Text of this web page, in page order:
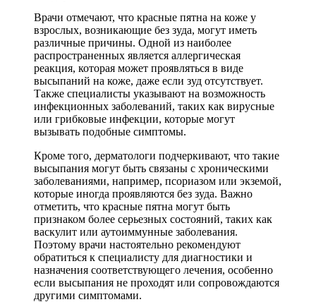
Врачи отмечают, что красные пятна на коже у
взрослых, возникающие без зуда, могут иметь
различные причины. Одной из наиболее
распространенных является аллергическая
реакция, которая может проявляться в виде
высыпаний на коже, даже если зуд отсутствует.
Также специалисты указывают на возможность
инфекционных заболеваний, таких как вирусные
или грибковые инфекции, которые могут
вызывать подобные симптомы.
Кроме того, дерматологи подчеркивают, что такие
высыпания могут быть связаны с хроническими
заболеваниями, например, псориазом или экземой,
которые иногда проявляются без зуда. Важно
отметить, что красные пятна могут быть
признаком более серьезных состояний, таких как
васкулит или аутоиммунные заболевания.
Поэтому врачи настоятельно рекомендуют
обратиться к специалисту для диагностики и
назначения соответствующего лечения, особенно
если высыпания не проходят или сопровождаются
другими симптомами.